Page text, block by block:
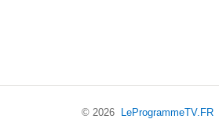
© 2026 LeProgrammeTV.FR